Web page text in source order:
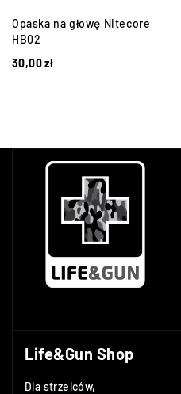
Opaska na głowę Nitecore
HB02
30,00zł
Life&Gun Shop
Dla strzelców,